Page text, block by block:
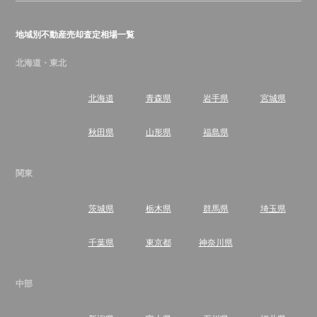
地域別不動産売却査定相場一覧
北海道・東北
北海道 青森県 岩手県 宮城県
秋田県 山形県 福島県
関東
茨城県 栃木県 群馬県 埼玉県
千葉県 東京都 神奈川県
中部